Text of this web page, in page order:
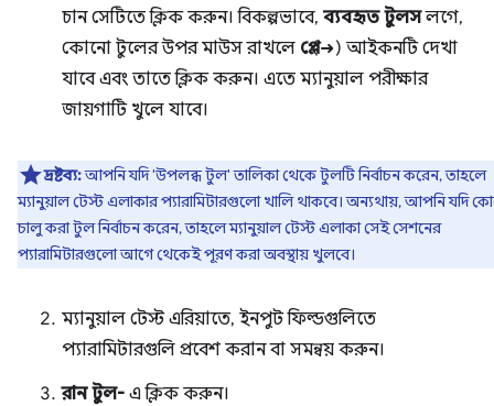
চান সেটিতে ক্লিক করুন। বিকল্পভাবে, ব্যবহৃত টুলসলগে,
কোনো টুলের উপর মাউস রাখলে প্লে(➜) আইকনটি দেখা
যাবে এবং তাতে ক্লিক করুন। এতে ম্যানুয়াল পরীক্ষার
জায়গাটি খুলে যাবে।
দ্রষ্টব্য:আপনি যদি 'উপলব্ধ টুল' তালিকা থেকে টুলটি নির্বাচন করেন, তাহলে
ম্যানুয়াল টেস্ট এলাকার প্যারামিটারগুলো খালি থাকবে। অন্যথায়, আপনি যদি
চালু করা টুল নির্বাচন করেন, তাহলে ম্যানুয়াল টেস্ট এলাকা সেই সেশনের
প্যারামিটারগুলো আগে থেকেই পূরণ করা অবস্থায় খুলবে।
ম্যানুয়াল টেস্ট এরিয়াতে, ইনপুট ফিল্ডগুলিতে
প্যারামিটারগুলি প্রবেশ করান বা সমন্বয় করুন।
রান টুল- এ ক্লিক করুন।